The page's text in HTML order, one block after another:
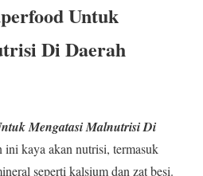
Untuk
Di Daerah
Mengatasi Malnutrisi Di
ini kaya akan nutrisi, termasuk
seperti kalsium dan zat besi.